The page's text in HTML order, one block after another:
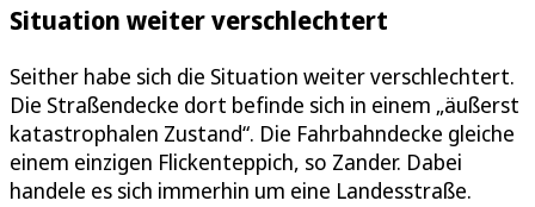
Situation weiter verschlechtert
Seither habe sich die Situation weiter verschlechtert.
Die Straßendecke dort befinde sich in einem „äußerst
katastrophalen Zustand“. Die Fahrbahndecke gleiche
einem einzigen Flickenteppich, so Zander. Dabei
handele es sich immerhin um eine Landesstraße.